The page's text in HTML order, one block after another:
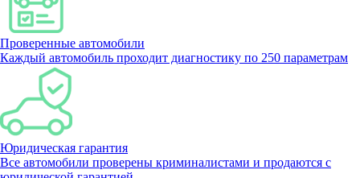
Проверенные автомобили
Каждый автомобиль проходит диагностику по 250 параметрам
Юридическая гарантия
Все автомобили проверены криминалистами и продаются с